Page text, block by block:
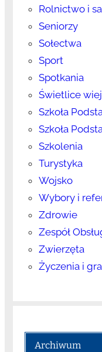
Rolnictwo i
Seniorzy
Sołectwa
Sport
Spotkania
Świetlice
Szkoła
Szkoła
Szkolenia
Turystyka
Wojsko
Wybory i
Zdrowie
Zespół
Zwierzęta
Życzenia i
Archiwum